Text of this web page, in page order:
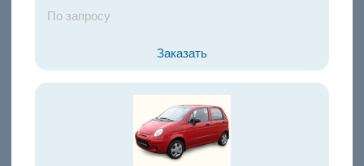
По запросу
Заказать